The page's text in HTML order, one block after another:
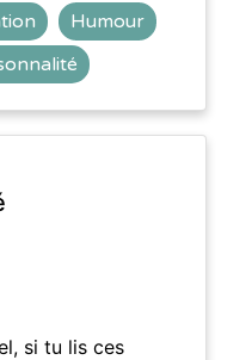
Humour
si tu lis ces